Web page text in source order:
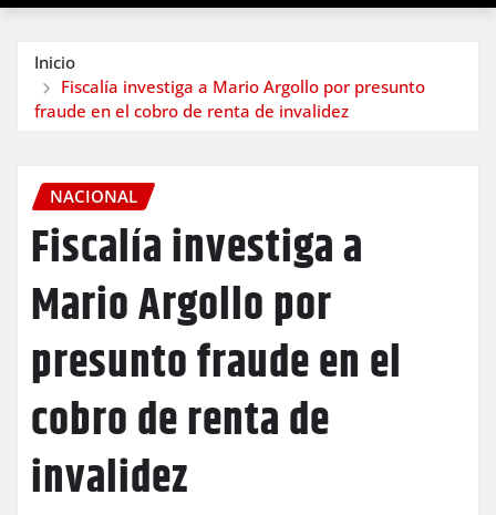
Inicio
Fiscalía investiga a Mario Argollo por presunto
fraude en el cobro de renta de invalidez
NACIONAL
Fiscalía investiga a
Mario Argollo por
presunto fraude en el
cobro de renta de
invalidez